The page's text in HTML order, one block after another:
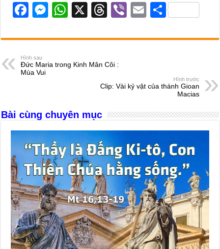
F
c
e
b
k
M
ss
n
W
at
A
X
T
e
d
s
Vi
er
E
ail
S
ar
Hình sau
Đức Maria trong Kinh Mân Côi :
Mùa Vui
Hình trước
Clip: Vài kỷ vật của thánh Gioan
Macias
Bài cùng chuyên mục